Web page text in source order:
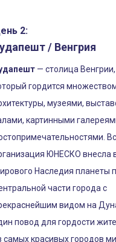
2:
/ Венгрия
— столица
гордится
музеями,
картинными
ЮНЕСКО внесла
Наследия планеты
части города с
видом на
повод для гордости
самых красивых городов